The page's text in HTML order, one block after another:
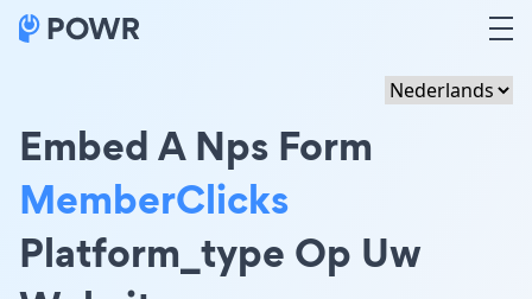
Embed A Nps Form
MemberClicks
Platform_type Op Uw